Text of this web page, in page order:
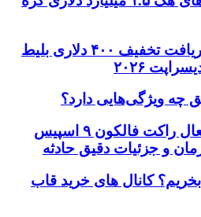
فرصت استثنایی: دریافت تخفیف ۴۰۰ دلاری بلیط
۲۰۲۶
چه ویژگی‌هایی دارد؟
برخورد قطعه غیرفعال راکت فالکون ۹ اسپیس
و جزئیات دقیق حادثه
کانال های خرید قاب